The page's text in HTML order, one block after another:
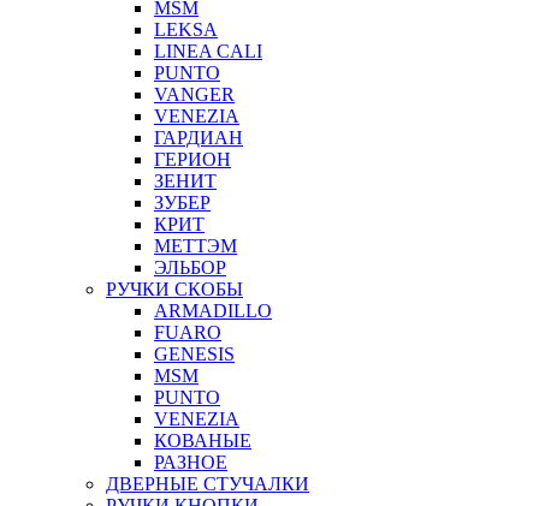
MSM
LEKSA
LINEA CALI
PUNTO
VANGER
VENEZIA
ГАРДИАН
ГЕРИОН
ЗЕНИТ
ЗУБЕР
КРИТ
МЕТТЭМ
ЭЛЬБОР
РУЧКИ СКОБЫ
ARMADILLO
FUARO
GENESIS
MSM
PUNTO
VENEZIA
КОВАНЫЕ
РАЗНОЕ
ДВЕРНЫЕ СТУЧАЛКИ